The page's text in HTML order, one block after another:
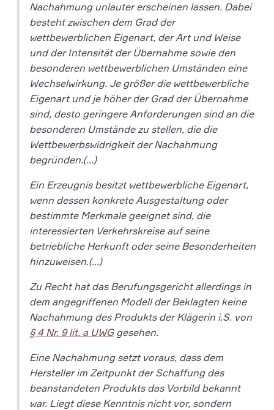
Nachahmung unlauter erscheinen lassen. Dabei
besteht zwischen dem Grad der
wettbewerblichen Eigenart, der Art und Weise
und der Intensität der Übernahme sowie den
besonderen wettbewerblichen Umständen eine
Wechselwirkung. Je größer die wettbewerbliche
Eigenart und je höher der Grad der Übernahme
sind, desto geringere Anforderungen sind an die
besonderen Umstände zu stellen, die die
Wettbewerbswidrigkeit der Nachahmung
begründen.(…)
Ein Erzeugnis besitzt wettbewerbliche Eigenart,
wenn dessen konkrete Ausgestaltung oder
bestimmte Merkmale geeignet sind, die
interessierten Verkehrskreise auf seine
betriebliche Herkunft oder seine Besonderheiten
hinzuweisen.(…)
Zu Recht hat das Berufungsgericht allerdings in
dem angegriffenen Modell der Beklagten keine
Nachahmung des Produkts der Klägerin i.S. von
§ 4 Nr. 9 lit. a UWGgesehen.
Eine Nachahmung setzt voraus, dass dem
Hersteller im Zeitpunkt der Schaffung des
beanstandeten Produkts das Vorbild bekannt
war. Liegt diese Kenntnis nicht vor, sondern